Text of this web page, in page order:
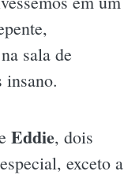
sala de
insano.
Eddie, dois
exceto a